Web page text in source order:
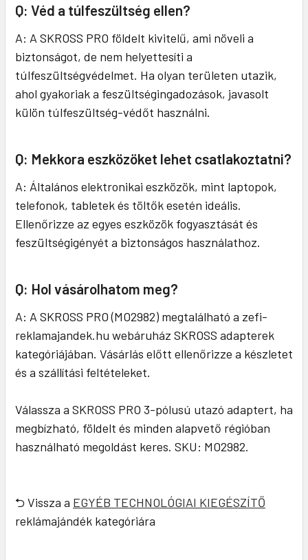
Q: Véd a túlfeszültség ellen?
A: A SKROSS PRO földelt kivitelű, ami növeli a
biztonságot, de nem helyettesíti a
túlfeszültségvédelmet. Ha olyan területen utazik,
ahol gyakoriak a feszültségingadozások, javasolt
külön túlfeszültség-védőt használni.
Q: Mekkora eszközöket lehet csatlakoztatni?
A: Általános elektronikai eszközök, mint laptopok,
telefonok, tabletek és töltők esetén ideális.
Ellenőrizze az egyes eszközök fogyasztását és
feszültségigényét a biztonságos használathoz.
Q: Hol vásárolhatom meg?
A: A SKROSS PRO (MO2982) megtalálható a zefi-
reklamajandek.hu webáruház SKROSS adapterek
kategóriájában. Vásárlás előtt ellenőrizze a készletet
és a szállítási feltételeket.
Válassza a SKROSS PRO 3-pólusú utazó adaptert, ha
megbízható, földelt és minden alapvető régióban
használható megoldást keres. SKU: MO2982.
⮌ Vissza a EGYÉB TECHNOLÓGIAI KIEGÉSZÍTŐ
reklámajándék kategóriára